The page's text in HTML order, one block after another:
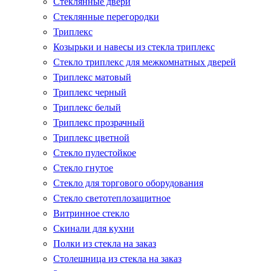
Стеклянные перегородки
Триплекс
Козырьки и навесы из стекла триплекс
Стекло триплекс для межкомнатных дверей
Триплекс матовый
Триплекс черный
Триплекс белый
Триплекс прозрачный
Триплекс цветной
Стекло пулестойкое
Стекло гнутое
Стекло для торгового оборудования
Стекло светотеплозащитное
Витринное стекло
Скинали для кухни
Полки из стекла на заказ
Столешница из стекла на заказ